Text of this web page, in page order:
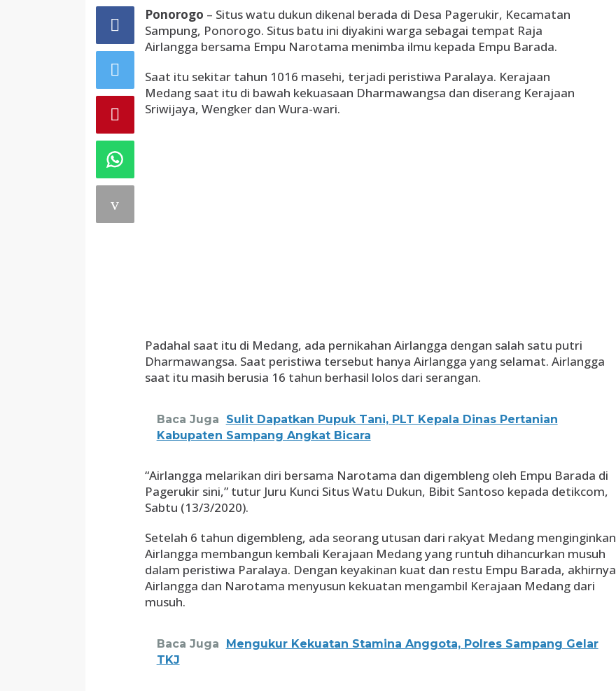
Ponorogo – Situs watu dukun dikenal berada di Desa Pagerukir, Kecamatan
Sampung, Ponorogo. Situs batu ini diyakini warga sebagai tempat Raja
Airlangga bersama Empu Narotama menimba ilmu kepada Empu Barada.
Saat itu sekitar tahun 1016 masehi, terjadi peristiwa Paralaya. Kerajaan
Medang saat itu di bawah kekuasaan Dharmawangsa dan diserang Kerajaan
Sriwijaya, Wengker dan Wura-wari.
Padahal saat itu di Medang, ada pernikahan Airlangga dengan salah satu putri
Dharmawangsa. Saat peristiwa tersebut hanya Airlangga yang selamat. Airlangga
saat itu masih berusia 16 tahun berhasil lolos dari serangan.
Baca Juga
Sulit Dapatkan Pupuk Tani, PLT Kepala Dinas Pertanian
Kabupaten Sampang Angkat Bicara
“Airlangga melarikan diri bersama Narotama dan digembleng oleh Empu Barada di
Pagerukir sini,” tutur Juru Kunci Situs Watu Dukun, Bibit Santoso kepada detikcom,
Sabtu (13/3/2020).
Setelah 6 tahun digembleng, ada seorang utusan dari rakyat Medang menginginkan
Airlangga membangun kembali Kerajaan Medang yang runtuh dihancurkan musuh
dalam peristiwa Paralaya. Dengan keyakinan kuat dan restu Empu Barada, akhirnya
Airlangga dan Narotama menyusun kekuatan mengambil Kerajaan Medang dari
musuh.
Baca Juga
Mengukur Kekuatan Stamina Anggota, Polres Sampang Gelar
TKJ